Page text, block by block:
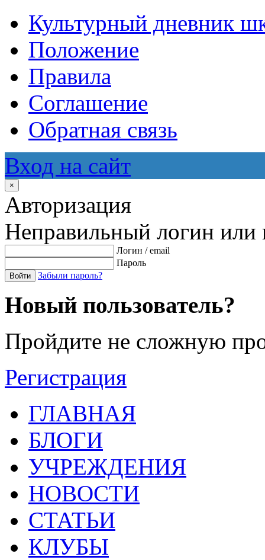
Культурный дневник
Положение
Правила
Соглашение
Обратная связь
Вход на сайт
×
Авторизация
Неправильный логин или
Логин / email
Пароль
Войти Забыли пароль?
Новый пользователь?
Пройдите не сложную
Регистрация
ГЛАВНАЯ
БЛОГИ
УЧРЕЖДЕНИЯ
НОВОСТИ
СТАТЬИ
КЛУБЫ